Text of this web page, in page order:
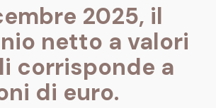
2025, il
netto a valori
corrisponde a
di euro.